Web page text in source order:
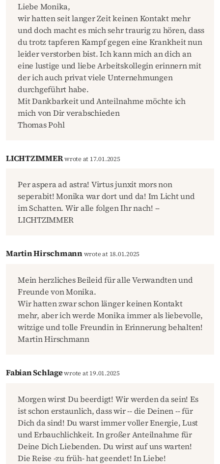
Liebe Monika,
wir hatten seit langer Zeit keinen Kontakt mehr
und doch macht es mich sehr traurig zu hören, dass
du trotz tapferen Kampf gegen eine Krankheit nun
leider verstorben bist. Ich kann mich an dich an
eine lustige und liebe Arbeitskollegin erinnern mit
der ich auch privat viele Unternehmungen
durchgeführt habe.
Mit Dankbarkeit und Anteilnahme möchte ich
mich von Dir verabschieden
Thomas Pohl
LICHTZIMMERwrote at 17.01.2025
Per aspera ad astra! Virtus junxit mors non
seperabit! Monika war dort und da! Im Licht und
im Schatten. Wir alle folgen Ihr nach! --
LICHTZIMMER
Martin Hirschmannwrote at 18.01.2025
Mein herzliches Beileid für alle Verwandten und
Freunde von Monika.
Wir hatten zwar schon länger keinen Kontakt
mehr, aber ich werde Monika immer als liebevolle,
witzige und tolle Freundin in Erinnerung behalten!
Martin Hirschmann
Fabian Schlagewrote at 19.01.2025
Morgen wirst Du beerdigt! Wir werden da sein! Es
ist schon erstaunlich, dass wir -- die Deinen -- für
Dich da sind! Du warst immer voller Energie, Lust
und Erbauchlichkeit. In großer Anteilnahme für
Deine Dich Liebenden. Du wirst auf uns warten!
Die Reise -zu früh- hat geendet! In Liebe!